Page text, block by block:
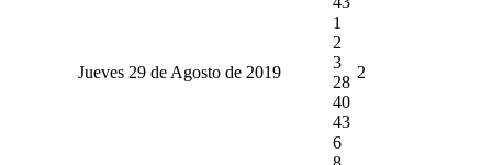
Jueves 29 de Agosto de 2019
1
2
3
28
40
43
2
6